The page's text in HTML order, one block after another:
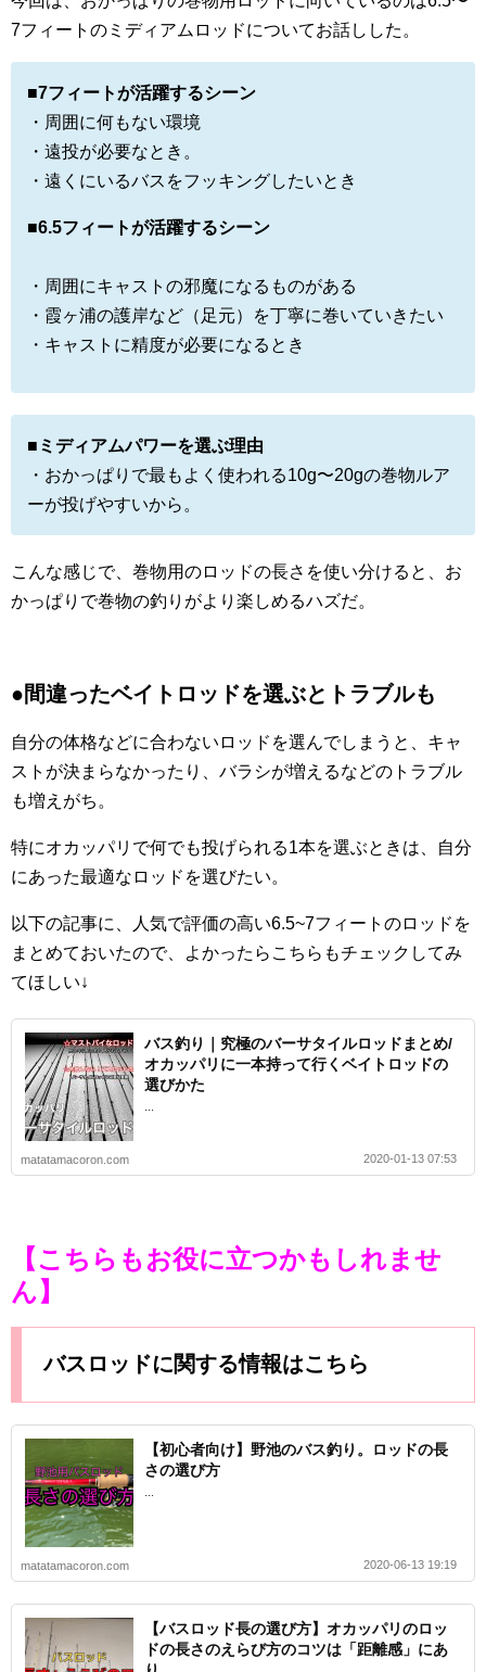
7フィートのミディアムロッドについてお話しした。
■7フィートが活躍するシーン
・周囲に何もない環境
・遠投が必要なとき。
・遠くにいるバスをフッキングしたいとき
■6.5フィートが活躍するシーン
・周囲にキャストの邪魔になるものがある
・霞ヶ浦の護岸など（足元）を丁寧に巻いていきたい
・キャストに精度が必要になるとき
■ミディアムパワーを選ぶ理由
・おかっぱりで最もよく使われる10g〜20gの巻物ルア
ーが投げやすいから。
こんな感じで、巻物用のロッドの長さを使い分けると、お
かっぱりで巻物の釣りがより楽しめるハズだ。
●間違ったベイトロッドを選ぶとトラブルも
自分の体格などに合わないロッドを選んでしまうと、キャ
ストが決まらなかったり、バラシが増えるなどのトラブル
も増えがち。
特にオカッパリで何でも投げられる1本を選ぶときは、自分
にあった最適なロッドを選びたい。
以下の記事に、人気で評価の高い6.5~7フィートのロッドを
まとめておいたので、よかったらこちらもチェックしてみ
てほしい↓
バス釣り｜究極のバーサタイルロッドまとめ/
オカッパリに一本持って行くベイトロッドの
選びかた
matatamacoron.com 2020-01-13 07:53
【こちらもお役に立つかもしれませ
ん】
バスロッドに関する情報はこちら
【初心者向け】野池のバス釣り。ロッドの長
さの選び方
matatamacoron.com 2020-06-13 19:19
【バスロッド長の選び方】オカッパリのロッ
ドの長さのえらび方のコツは「距離感」にあ